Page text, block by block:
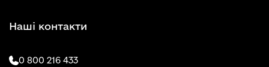
Наші контакти
0 800 216 433